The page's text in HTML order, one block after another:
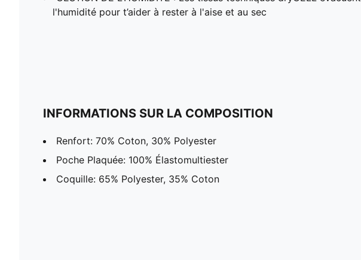
l'humidité pour t’aider à rester à l'aise et au sec
INFORMATIONS SUR LA COMPOSITION
Renfort: 70% Coton, 30% Polyester
Poche Plaquée: 100% Élastomultiester
Coquille: 65% Polyester, 35% Coton